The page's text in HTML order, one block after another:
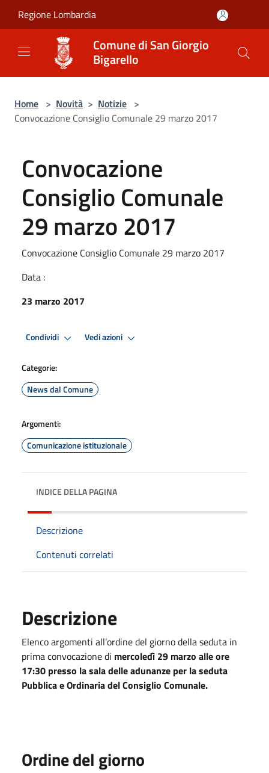
Regione Lombardia
Comune di San Giorgio
Bigarello
Home > Novità > Notizie >
Convocazione Consiglio Comunale 29 marzo 2017
Convocazione
Consiglio Comunale
29 marzo 2017
Convocazione Consiglio Comunale 29 marzo 2017
Data :
23 marzo 2017
Condividi Vedi azioni
Categorie:
News dal Comune
Argomenti:
Comunicazione istituzionale
INDICE DELLA PAGINA
Descrizione
Contenuti correlati
Descrizione
Elenco argomenti all’ordine del giorno della seduta in
prima convocazione di mercoledì 29 marzo alle ore
17:30 presso la sala delle adunanze per la seduta
Pubblica e Ordinaria del Consiglio Comunale.
Ordine del giorno